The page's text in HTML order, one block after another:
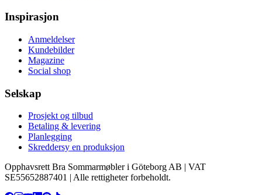
Inspirasjon
Anmeldelser
Kundebilder
Magazine
Social shop
Selskap
Prosjekt og tilbud
Betaling & levering
Planlegging
Skreddersy en produksjon
Opphavsrett Bra Sommarmøbler i Göteborg AB | VAT
SE55652887401 | Alle rettigheter forbeholdt.